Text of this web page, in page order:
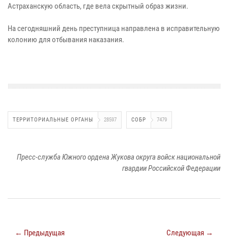
Астраханскую область, где вела скрытный образ жизни.
На сегодняшний день преступница направлена в исправительную
колонию для отбывания наказания.
ТЕРРИТОРИАЛЬНЫЕ ОРГАНЫ 28597 СОБР 7479
Пресс-служба Южного ордена Жукова округа войск национальной
гвардии Российской Федерации
← Предыдущая Следующая →